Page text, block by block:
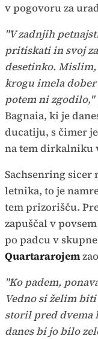
v pogovoru za
"V zadnjih
pritiskati in svoj
desetinko.
krogu imela dober
potem ni zgodilo,"
Bagnaia, ki je
ducatiju, s čimer
na tem dirkalniku
Sachsenring sicer
letnika, to je
tem prizorišču.
zapuščal v
po padcu v
Quartararojem
"Ko padem,
Vedno si želim
storil pred dvema
danes bi jo bilo